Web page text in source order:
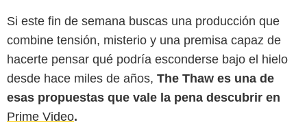
Si este fin de semana buscas una producción que
combine tensión, misterio y una premisa capaz de
hacerte pensar qué podría esconderse bajo el hielo
desde hace miles de años, The Thaw es una de
esas propuestas que vale la pena descubrir en
Prime Video.